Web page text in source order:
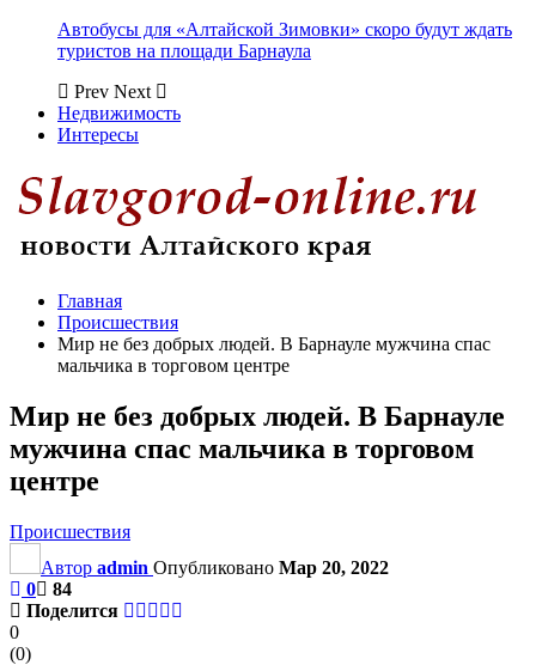
Автобусы для «Алтайской Зимовки» скоро будут ждать
туристов на площади Барнаула
Prev Next
Недвижимость
Интересы
Главная
Происшествия
Мир не без добрых людей. В Барнауле мужчина спас
мальчика в торговом центре
Мир не без добрых людей. В Барнауле
мужчина спас мальчика в торговом
центре
Происшествия
Автор admin Опубликовано Мар 20, 2022
0
84
Поделится
0
(0)